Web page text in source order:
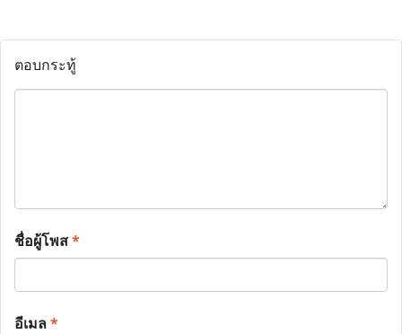
ตอบกระทู้
ชื่อผู้โพส*
อีเมล*